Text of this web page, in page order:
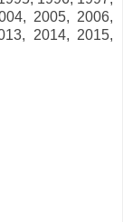
2005, 2006,
2014, 2015,